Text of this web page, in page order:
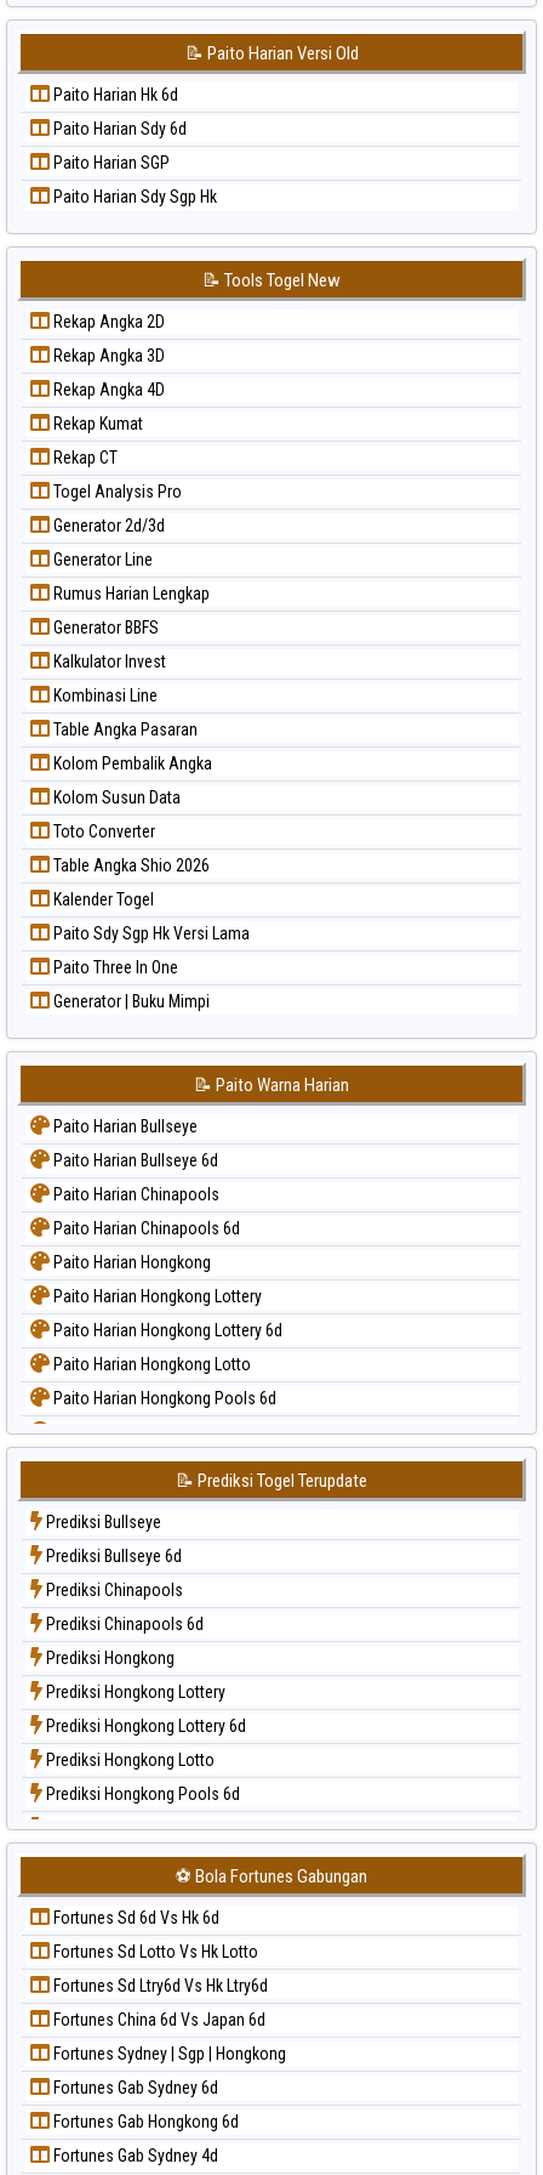
Paito Warna Sydney
Paito Warna Sydney Lottery
Paito Warna Sydney Lottery 6d
Paito Warna Sydney Lotto
Paito Warna Sydney Pools 6d
Paito Warna Taipei
📝 Paito Harian Versi Old
Paito Harian Hk 6d
Paito Harian Sdy 6d
Paito Harian SGP
Paito Harian Sdy Sgp Hk
📝 Tools Togel New
Rekap Angka 2D
Rekap Angka 3D
Rekap Angka 4D
Rekap Kumat
Rekap CT
Togel Analysis Pro
Generator 2d/3d
Generator Line
Rumus Harian Lengkap
Generator BBFS
Kalkulator Invest
Kombinasi Line
Table Angka Pasaran
Kolom Pembalik Angka
Kolom Susun Data
Toto Converter
Table Angka Shio 2026
Kalender Togel
Paito Sdy Sgp Hk Versi Lama
Paito Three In One
Generator | Buku Mimpi
📝 Paito Warna Harian
Paito Harian Bullseye
Paito Harian Bullseye 6d
Paito Harian Chinapools
Paito Harian Chinapools 6d
Paito Harian Hongkong
Paito Harian Hongkong Lottery
Paito Harian Hongkong Lottery 6d
Paito Harian Hongkong Lotto
Paito Harian Hongkong Pools 6d
Paito Harian Japan
Paito Harian Japan 6d
Paito Harian Korea
Paito Harian Kuda Lari
Paito Harian Magnum Cambodia
Paito Harian Nagoya
Paito Harian New York Midday
Paito Harian North Carolina Day
Paito Harian Pcso
Paito Harian Pennsylvania Day
Paito Harian Sao Paulo
Paito Harian Singapore
Paito Harian Sydney
Paito Harian Sydney Lottery
Paito Harian Sydney Lottery 6d
Paito Harian Sydney Lotto
Paito Harian Sydney Pools 6d
Paito Harian Taipei
Paito Harian Taiwan
📝 Prediksi Togel Terupdate
Prediksi Bullseye
Prediksi Bullseye 6d
Prediksi Chinapools
Prediksi Chinapools 6d
Prediksi Hongkong
Prediksi Hongkong Lottery
Prediksi Hongkong Lottery 6d
Prediksi Hongkong Lotto
Prediksi Hongkong Pools 6d
Prediksi Japan
Prediksi Japan 6d
Prediksi Korea
Prediksi Kuda Lari
Prediksi Magnum Cambodia
Prediksi Nagoya
Prediksi North Carolina Day
Prediksi Pcso
Prediksi Sao Paulo
Prediksi Singapore
Prediksi Sydney
⚽ Bola Fortunes Gabungan
Fortunes Sd 6d Vs Hk 6d
Fortunes Sd Lotto Vs Hk Lotto
Fortunes Sd Ltry6d Vs Hk Ltry6d
Fortunes China 6d Vs Japan 6d
Fortunes Sydney | Sgp | Hongkong
Fortunes Gab Sydney 6d
Fortunes Gab Hongkong 6d
Fortunes Gab Sydney 4d